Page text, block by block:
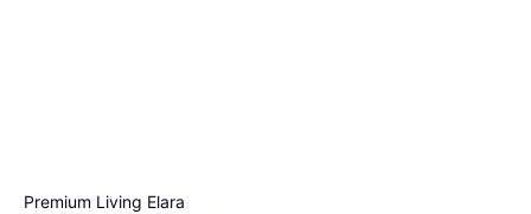
Premium Living Elara